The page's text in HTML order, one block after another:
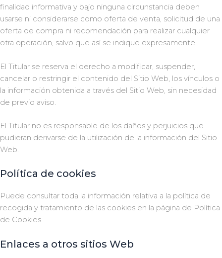
finalidad informativa y bajo ninguna circunstancia deben
usarse ni considerarse como oferta de venta, solicitud de una
oferta de compra ni recomendación para realizar cualquier
otra operación, salvo que así se indique expresamente.
El Titular se reserva el derecho a modificar, suspender,
cancelar o restringir el contenido del Sitio Web, los vínculos o
la información obtenida a través del Sitio Web, sin necesidad
de previo aviso.
El Titular no es responsable de los daños y perjuicios que
pudieran derivarse de la utilización de la información del Sitio
Web.
Política de cookies
Puede consultar toda la información relativa a la política de
recogida y tratamiento de las cookies en la página de Política
de Cookies.
Enlaces a otros sitios Web